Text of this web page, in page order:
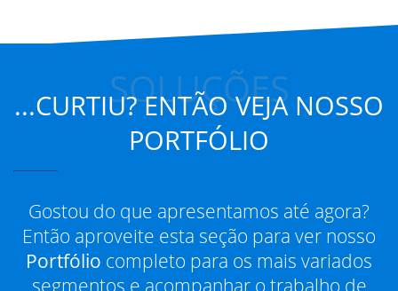
SOLUÇÕES
...CURTIU? ENTÃO VEJA NOSSO
PORTFÓLIO
Gostou do que apresentamos até agora?
Então aproveite esta seção para ver nosso
Portfóliocompleto para os mais variados
segmentos e acompanhar o trabalho de
nossosWeb Designers.